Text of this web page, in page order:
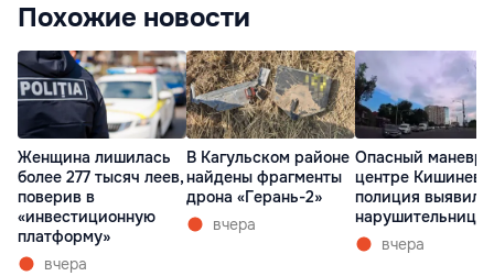
Похожие новости
Женщина лишилась
более 277 тысяч леев,
поверив в
«инвестиционную
платформу»
вчера
В Кагульском районе
найдены фрагменты
дрона «Герань-2»
вчера
Опасный маневр
центре Кишинева:
полиция выявила
нарушительницу
вчера